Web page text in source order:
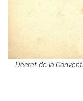
Décret de la